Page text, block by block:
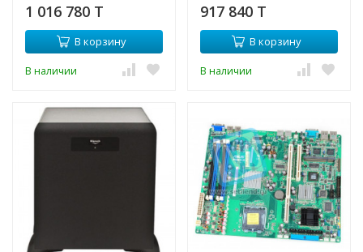
SVGA 2xGbLAN IPMI E-ATX
1000Mhz-HDAMAI-I(NEW)
1 016 780 T
В корзину
В наличии
U133 2PCI-E8x 2PCI-X SVGA
2xGbLAN E-ATX 2000Mhz-
NM461(NEW)
917 840 T
В корзину
В наличии